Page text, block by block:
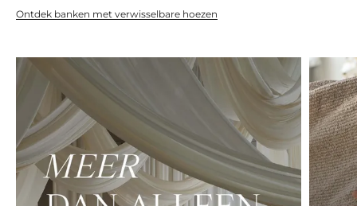
Ontdek banken met verwisselbare hoezen